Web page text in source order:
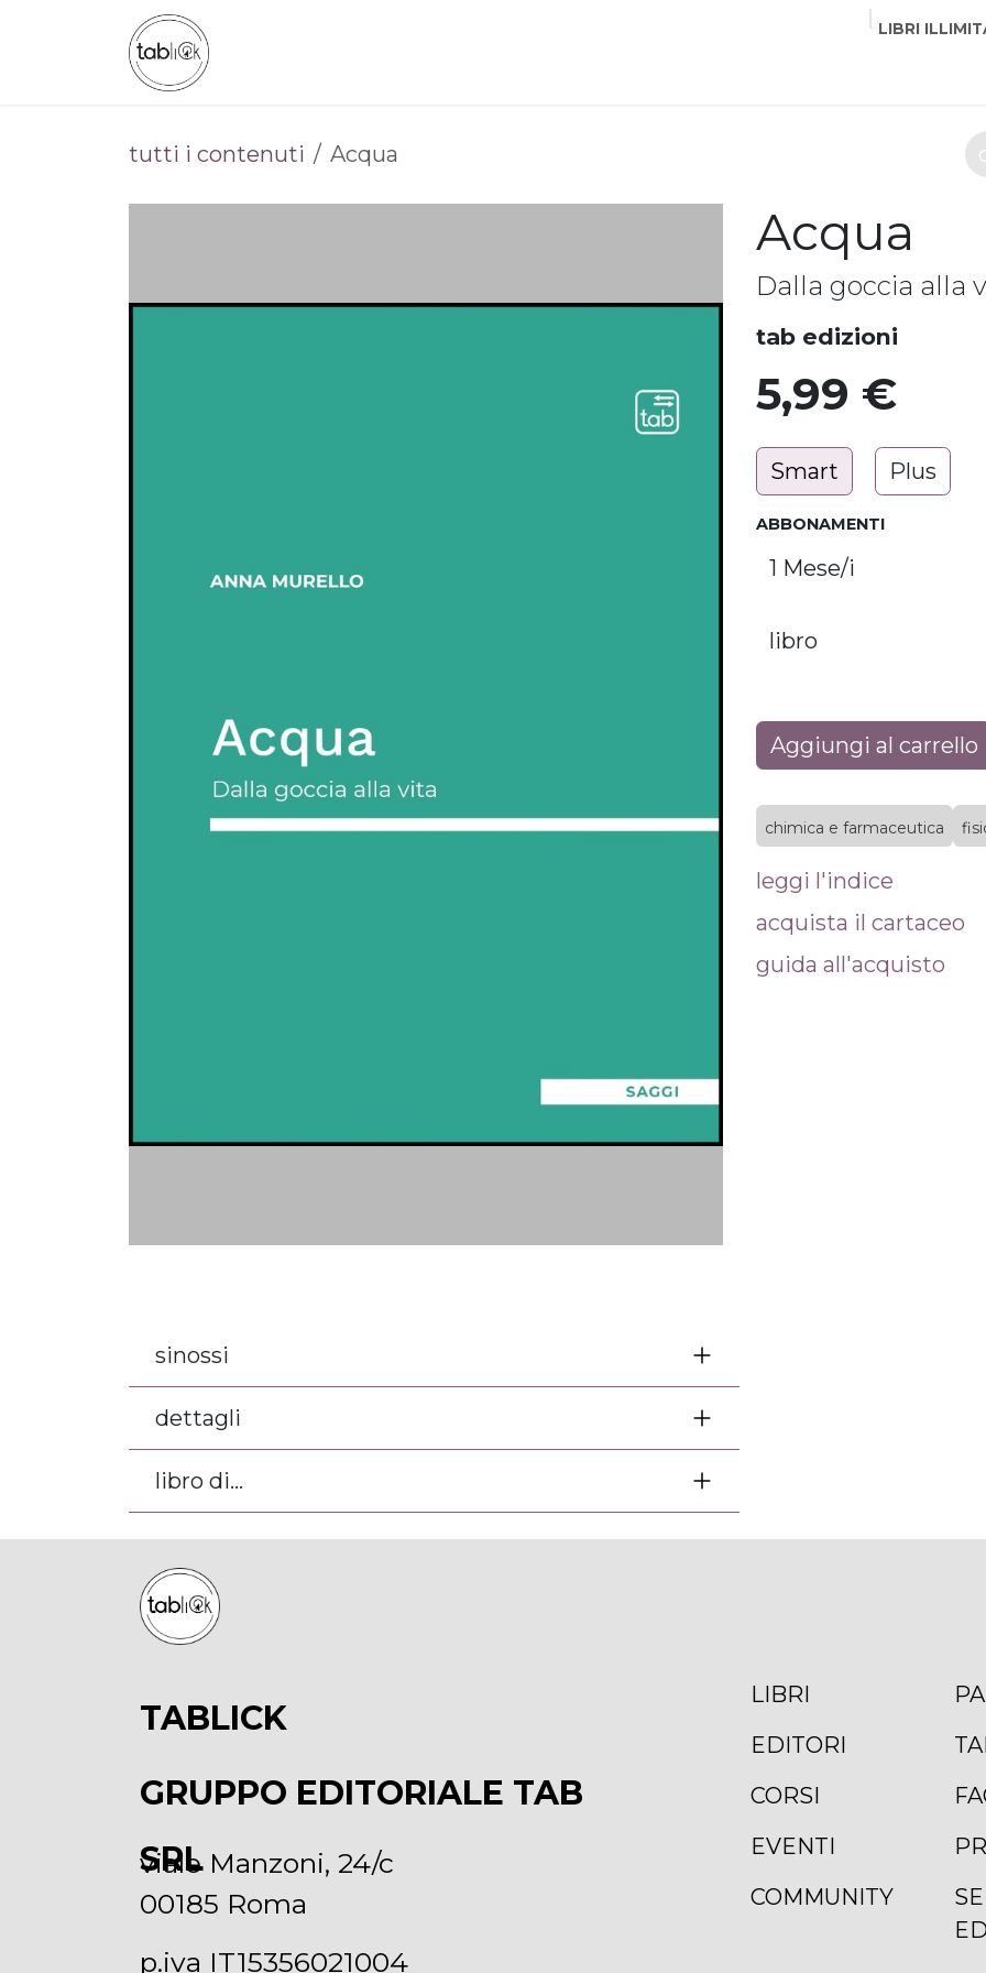
Passa al contenuto LIBRI
tutti i contenuti Acqua
Acqua
Dalla goccia alla
tab edizioni
5,99 €
Smart Plus
ABBONAMENTI
Aggiungi al carrello
chimica e farmaceutica
leggi l'indice
acquista il cartaceo
guida all'acquisto
sinossi
dettagli
libro di...
viale Manzoni, 24/c
00185 Roma
p.iva IT15356021004
LIBRI
EDITORI
CORSI
EVENTI
COMMUNITY
TABLICK
GRUPPO EDITORIALE TAB
SRL